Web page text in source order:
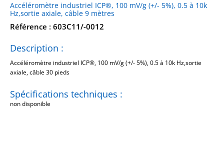
Accéléromètre industriel ICP®, 100 mV/g (+/- 5%), 0.5 à 10k
Hz,sortie axiale, câble 9 mètres
Référence : 603C11/-0012
Spécifications techniques :
non disponible
Description :
Accéléromètre industriel ICP®, 100 mV/g (+/- 5%), 0.5 à 10k Hz,sortie
axiale, câble 30 pieds